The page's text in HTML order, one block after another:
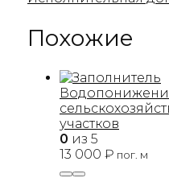
Похожие
участков
0 из 5
13 000 ₽ пог. м